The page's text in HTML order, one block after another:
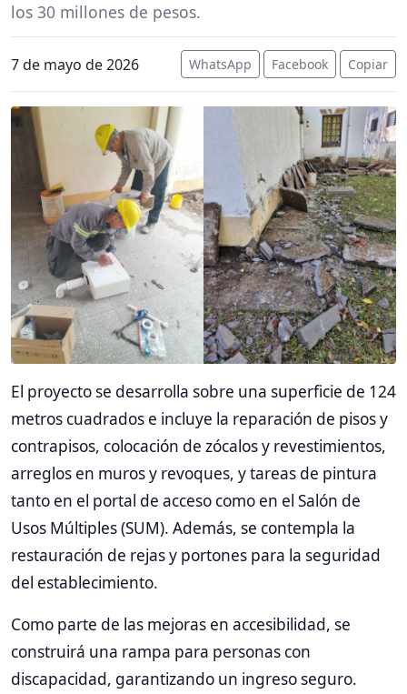
los 30 millones de pesos.
7 de mayo de 2026 WhatsApp Facebook Copiar
El proyecto se desarrolla sobre una superficie de 124
metros cuadrados e incluye la reparación de pisos y
contrapisos, colocación de zócalos y revestimientos,
arreglos en muros y revoques, y tareas de pintura
tanto en el portal de acceso como en el Salón de
Usos Múltiples (SUM). Además, se contempla la
restauración de rejas y portones para la seguridad
del establecimiento.
Como parte de las mejoras en accesibilidad, se
construirá una rampa para personas con
discapacidad, garantizando un ingreso seguro.